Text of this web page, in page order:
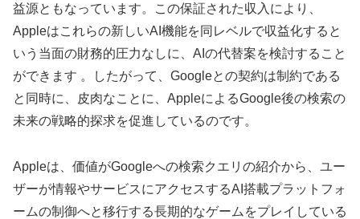
益源ともなっています。この保証された収入により、
Appleはこれらの新しいAI機能を同レベルで収益化すると
いう当面の財務的圧力なしに、AIの代替案を検討すること
ができます 。したがって、Googleとの契約は制約である
と同時に、皮肉なことに、AppleによるGoogle後の検索の
未来の戦略的探求を促進しているのです。
Appleは、価値がGoogleへの検索クエリの紹介から、ユー
ザーが情報やサービスにアクセスするAI搭載プラットフォ
ームの制御へと移行する長期的なゲームをプレイしている